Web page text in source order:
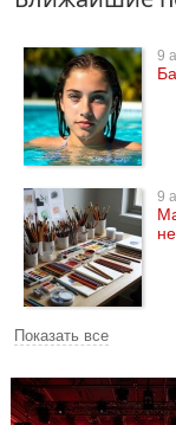
9
9
Показать все